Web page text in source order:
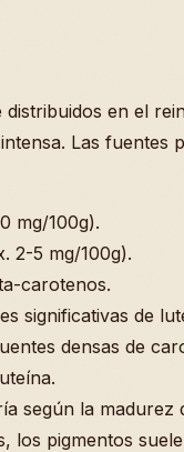
en el
Las fuentes
mg/100g).
2-5 mg/100g).
carotenos.
significativas de
densas de
según la madurez
los pigmentos